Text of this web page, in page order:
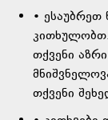
• ესაუბრეთ
თქვენი
თქვენი